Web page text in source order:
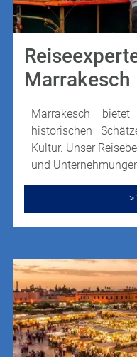
Marrakesch
Marrakesch
historischen
Kultur. Unser
und
>